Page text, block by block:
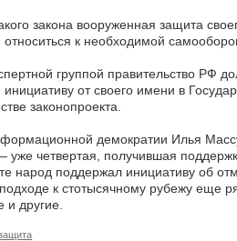
закона вооруженная защита
относиться к необходимой
группой правительство РФ
от своего имени в
законопроекта.
демократии Илья
уже четвертая, получившая
народ поддержал инициативу об
к стотысячному рубежу еще
и другие.